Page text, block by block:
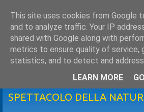
martedì 5 gennaio 2010
SPETTACOLO DELLA
This site uses cookies from Google
and to analyze traffic. Your IP
shared with Google along with
metrics to ensure quality of service,
statistics, and to detect and address
LEARN MORE